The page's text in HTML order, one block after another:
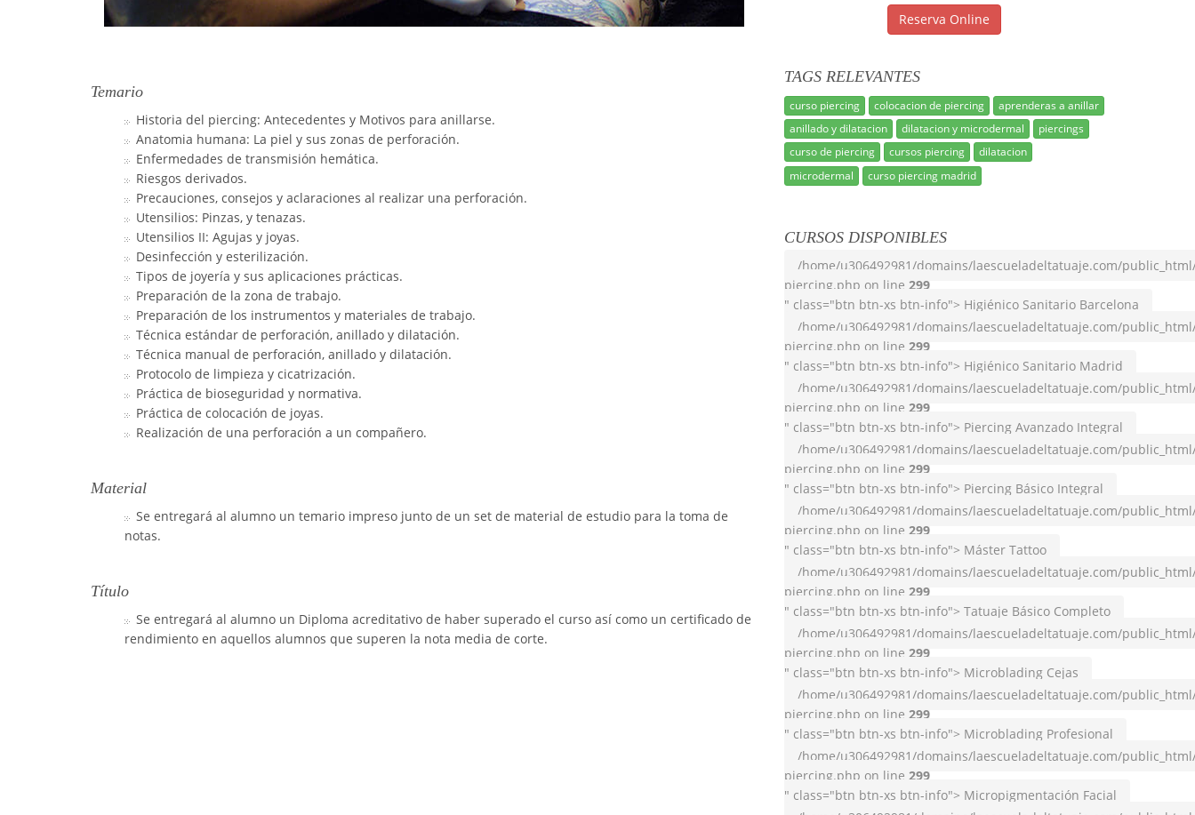
Temario
Historia del piercing: Antecedentes y Motivos para anillarse.
Anatomia humana: La piel y sus zonas de perforación.
Enfermedades de transmisión hemática.
Riesgos derivados.
Precauciones, consejos y aclaraciones al realizar una perforación.
Utensilios: Pinzas, y tenazas.
Utensilios II: Agujas y joyas.
Desinfección y esterilización.
Tipos de joyería y sus aplicaciones prácticas.
Preparación de la zona de trabajo.
Preparación de los instrumentos y materiales de trabajo.
Técnica estándar de perforación, anillado y dilatación.
Técnica manual de perforación, anillado y dilatación.
Protocolo de limpieza y cicatrización.
Práctica de bioseguridad y normativa.
Práctica de colocación de joyas.
Realización de una perforación a un compañero.
Material
Se entregará al alumno un temario impreso junto de un set de material de estudio para la toma de
notas.
Título
Se entregará al alumno un Diploma acreditativo de haber superado el curso así como un certificado de
rendimiento en aquellos alumnos que superen la nota media de corte.
Reserva Online
TAGS RELEVANTES
curso piercing colocacion de piercing
aprenderas a anillar
anillado y dilatacion
dilatacion y microdermal
piercings
curso de piercing
cursos piercing
dilatacion
microdermal
curso piercing madrid
CURSOS DISPONIBLES
/home/u306492981/domains/laescueladeltatuaje.com/
piercing.php on line 299
" class="btn btn-xs btn-info"> Higiénico Sanitario Barcelona
/home/u306492981/domains/laescueladeltatuaje.com/
piercing.php on line 299
" class="btn btn-xs btn-info"> Higiénico Sanitario Madrid
/home/u306492981/domains/laescueladeltatuaje.com/
piercing.php on line 299
" class="btn btn-xs btn-info"> Piercing Avanzado Integral
/home/u306492981/domains/laescueladeltatuaje.com/
piercing.php on line 299
" class="btn btn-xs btn-info"> Piercing Básico Integral
/home/u306492981/domains/laescueladeltatuaje.com/
piercing.php on line 299
" class="btn btn-xs btn-info"> Máster Tattoo
/home/u306492981/domains/laescueladeltatuaje.com/
piercing.php on line 299
" class="btn btn-xs btn-info"> Tatuaje Básico Completo
/home/u306492981/domains/laescueladeltatuaje.com/
piercing.php on line 299
" class="btn btn-xs btn-info"> Microblading Cejas
/home/u306492981/domains/laescueladeltatuaje.com/
piercing.php on line 299
" class="btn btn-xs btn-info"> Microblading Profesional
/home/u306492981/domains/laescueladeltatuaje.com/
piercing.php on line 299
" class="btn btn-xs btn-info"> Micropigmentación Facial